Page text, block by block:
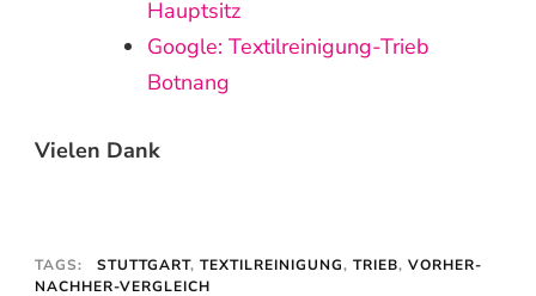
Hauptsitz
Google: Textilreinigung-Trieb
Botnang
Vielen Dank
TAGS: STUTTGART, TEXTILREINIGUNG, TRIEB, VORHER-
NACHHER-VERGLEICH